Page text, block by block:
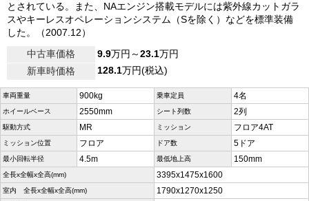
とされている。また、NAエンジン搭載モデルには紫外線カットガラ
スやキーレスオペレーションシステム（Sを除く）などを標準装備
した。（2007.12）
中古車価格
9.9万円～23.1万円
新車時価格
128.1万円(税込)
車両重量 900kg 乗車定員 4名
ホイールベース 2550mm シート列数 2列
駆動方式 MR ミッション フロア4AT
ミッション位置 フロア ドア数 5ドア
最小回転半径 4.5m 最低地上高 150mm
全長x全幅x全高(mm) 3395x1475x1600
室内 全長x全幅x全高(mm) 1790x1270x1250